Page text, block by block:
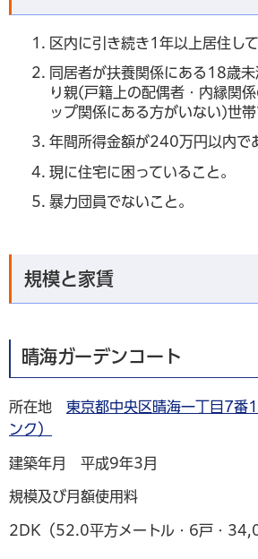
区内に引き続き1年以上居住して
同居者が扶養関係にある18歳
り親(戸籍上の配偶者・内縁関
ップ関係にある方がいない)世帯
年間所得金額が240万円以内で
現に住宅に困っていること。
暴力団員でないこと。
規模と家賃
晴海ガーデンコート
所在地 東京都中央区晴海一丁目7番
ンク）
建築年月 平成9年3月
規模及び月額使用料
2DK（52.0平方メートル・6戸・